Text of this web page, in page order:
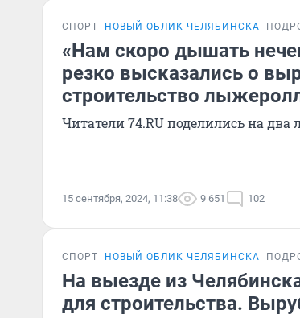
СПОРТ НОВЫЙ ОБЛИК ЧЕЛЯБИНСКА
«Нам скоро дышать
резко высказались о
строительство
Читатели 74.RU поделились на два
15 сентября, 2024, 11:38 9 651 102
СПОРТ НОВЫЙ ОБЛИК ЧЕЛЯБИНСКА
На выезде из
для строительства.